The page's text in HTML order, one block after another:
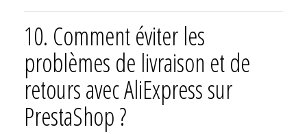
10. Comment éviter les
problèmes de livraison et de
retours avec AliExpress sur
PrestaShop ?